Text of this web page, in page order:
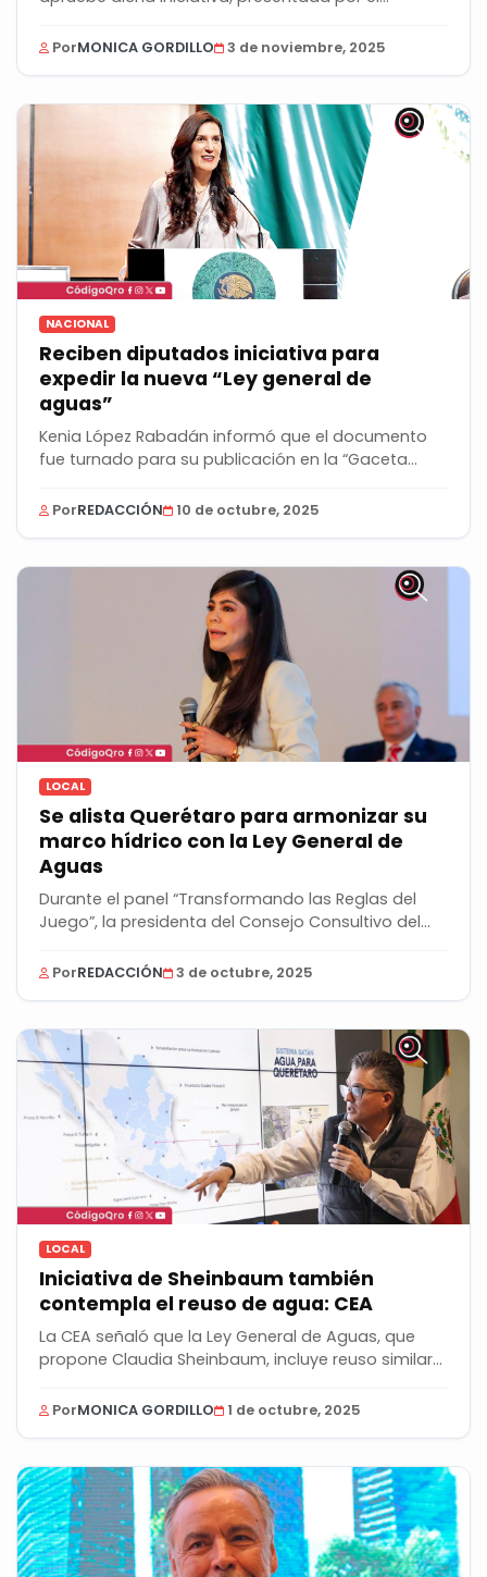
PorMONICA GORDILLO 3 de noviembre, 2025
NACIONAL
Reciben diputados iniciativa para
expedir la nueva “Ley general de
aguas”
Kenia López Rabadán informó que el documento
fue turnado para su publicación en la “Gaceta...
PorREDACCIÓN 10 de octubre, 2025
LOCAL
Se alista Querétaro para armonizar su
marco hídrico con la Ley General de
Aguas
Durante el panel “Transformando las Reglas del
Juego”, la presidenta del Consejo Consultivo del...
PorREDACCIÓN 3 de octubre, 2025
LOCAL
Iniciativa de Sheinbaum también
contempla el reuso de agua: CEA
La CEA señaló que la Ley General de Aguas, que
propone Claudia Sheinbaum, incluye reuso similar
PorMONICA GORDILLO 1 de octubre, 2025